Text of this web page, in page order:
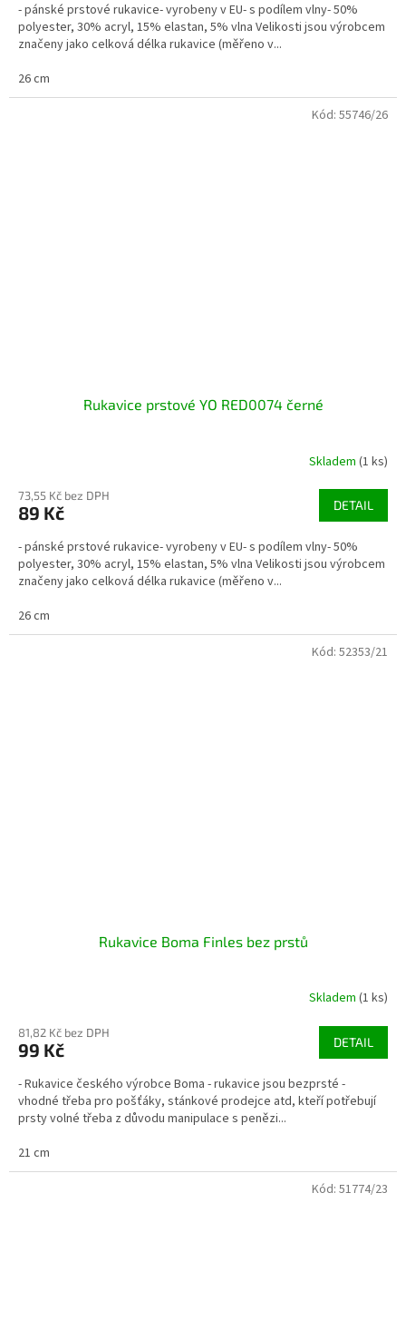
- pánské prstové rukavice- vyrobeny v EU- s podílem vlny- 50%
polyester, 30% acryl, 15% elastan, 5% vlna Velikosti jsou výrobcem
značeny jako celková délka rukavice (měřeno v...
26 cm
Rukavice prstové YO RED0074 černé
Skladem (1 ks)
73,55 Kč bez DPH
89 Kč DETAIL
- pánské prstové rukavice- vyrobeny v EU- s podílem vlny- 50%
polyester, 30% acryl, 15% elastan, 5% vlna Velikosti jsou výrobcem
značeny jako celková délka rukavice (měřeno v...
26 cm
Kód: 55746/26
Rukavice Boma Finles bez prstů
Skladem (1 ks)
81,82 Kč bez DPH
99 Kč DETAIL
- Rukavice českého výrobce Boma - rukavice jsou bezprsté -
vhodné třeba pro pošťáky, stánkové prodejce atd, kteří potřebují
prsty volné třeba z důvodu manipulace s penězi...
21 cm
Kód: 52353/21
Kód: 51774/23